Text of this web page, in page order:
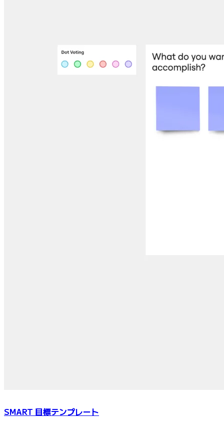
SMART 目標テンプレート